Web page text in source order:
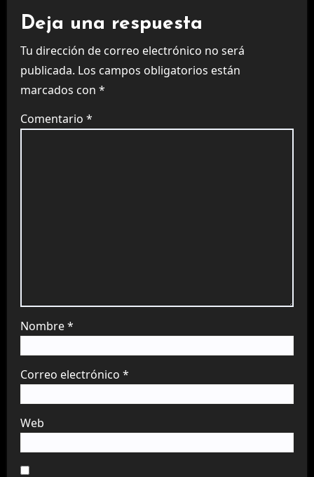
Deja una respuesta
Tu dirección de correo electrónico no será
publicada. Los campos obligatorios están
marcados con *
Comentario *
Nombre*
Correo electrónico *
Web